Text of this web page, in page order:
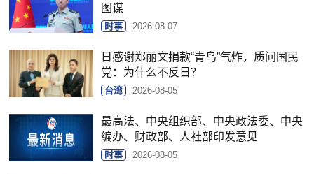
图谋
时事 2026-08-07
日感谢郑丽文捐款“青鸟”气炸，质问国民
党：为什么不反日？
台湾 2026-08-05
最高法、中央组织部、中央政法委、中央
编办、财政部、人社部印发意见
时事 2026-08-05